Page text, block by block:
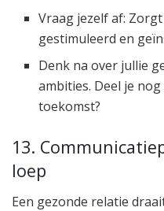
Vraag jezelf af:
gestimuleerd en
Denk na over jullie
ambities. Deel je
toekomst?
13.
loep
Een gezonde relatie